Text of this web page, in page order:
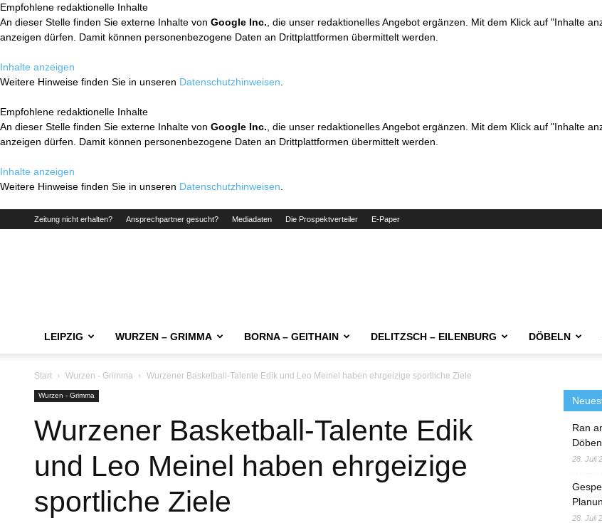
Empfohlene redaktionelle Inhalte
An dieser Stelle finden Sie externe Inhalte von Google Inc. , die unser redaktionelles Angebot ergänzen. Mit dem Klick auf "Inhalte
anzeigen dürfen. Damit können personenbezogene Daten an Drittplattformen übermittelt werden.
Inhalte anzeigen
Weitere Hinweise finden Sie in unseren Datenschutzhinweisen
Empfohlene redaktionelle Inhalte
An dieser Stelle finden Sie externe Inhalte von Google Inc. , die unser redaktionelles Angebot ergänzen. Mit dem Klick auf "Inhalte
anzeigen dürfen. Damit können personenbezogene Daten an Drittplattformen übermittelt werden.
Inhalte anzeigen
Weitere Hinweise finden Sie in unseren Datenschutzhinweisen
Zeitung nicht erhalten? Ansprechpartner gesucht? Mediadaten Die Prospektverteiler E-Paper
LEIPZIG WURZEN – GRIMMA BORNA – GEITHAIN DELITZSCH – EILENBURG DÖBELN
Start Wurzen - Grimma Wurzener Basketball-Talente Edik und Leo Meinel haben ehrgeizige sportliche Ziele
Wurzen - Grimma
Wurzener Basketball-Talente Edik
und Leo Meinel haben ehrgeizige
sportliche Ziele
Ran
28. Juli
28. Juli